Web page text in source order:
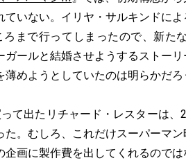
ていない。イリヤ・サルキンドに
まで行ってしまったので、新た
ガールと結婚させようするストー
めようとしていたのは明らかだろ
て出たリチャード・レスターは、
た。むしろ、これだけスーパーマ
企画に製作費を出してくれるので